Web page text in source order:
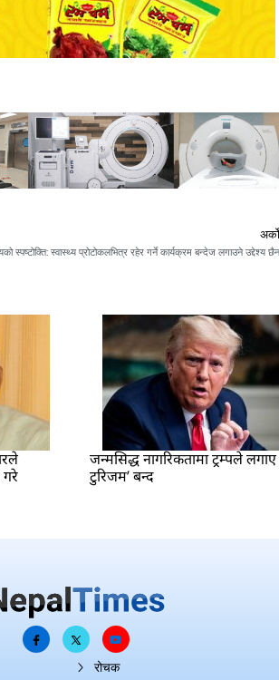
अर्को
स्पष्टोक्ति: स्वास्थ्य प्रोटोकलभित्र रहेर गर्ने कार्यक्रम बन्देज लगाउने उद्देश्य छैन
जन्मसिद्ध नागरिकतामा ट्रम्पले लगाए
टुरिजम’ बन्द
रोचक